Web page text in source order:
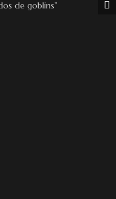
de goblins”